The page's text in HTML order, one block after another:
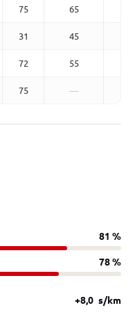
75 65
31 45
72 55
75 —
81 %
78 %
+8,0 s/km